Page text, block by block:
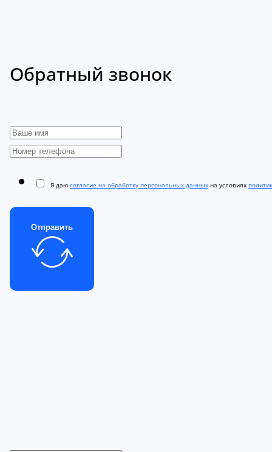
Обратный звонок
Я даю согласие на обработку персональных данных на условиях
Отправить